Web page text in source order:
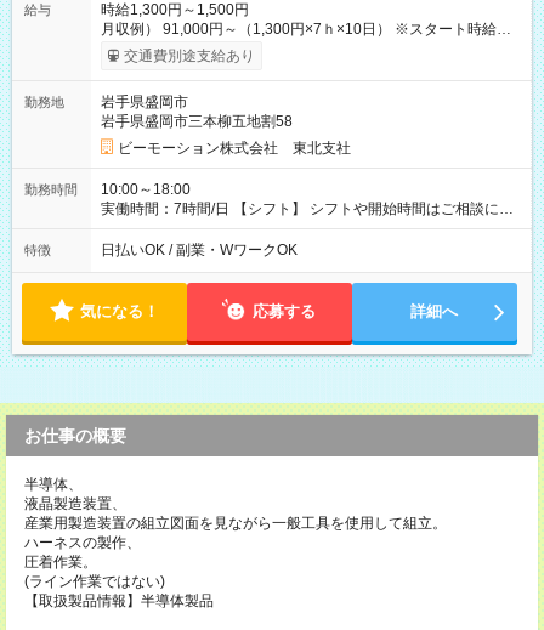
給与
時給1,300円～1,500円
月収例） 91,000円～（1,300円×7ｈ×10日） ※スタート時給は
経験・能力等を考慮 【給与支給日】 月末締めの翌月15日払い
＊15日が土日祝の場合は前日の平日 ＊日払いも選べます！ 〇交
交通費別途支給あり
勤務地
岩手県盛岡市
岩手県盛岡市三本柳五地割58
ビーモーション株式会社 東北支社
勤務時間
10:00～18:00
実働時間：7時間/日 【シフト】 シフトや開始時間はご相談に応
じます。 【休憩】 休憩60分 ※昼40分/夕方20分 【残業】 残業は
ほぼありません。
特徴 日払いOK / 副業・WワークOK
気になる！ 応募する 詳細へ
お仕事の概要
半導体、
液晶製造装置、
産業用製造装置の組立図面を見ながら一般工具を使用して組立。
ハーネスの製作、
圧着作業。
(ライン作業ではない)
【取扱製品情報】半導体製品